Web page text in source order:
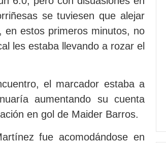
se tuviesen que alejar
en estos primeros minutos, no
les estaba llevando a rozar el
el marcador estaba a
aumentando su cuenta
en gol de Maider Barros.
fue acomodándose en